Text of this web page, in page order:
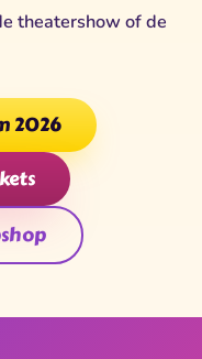
theatershow of de
2026